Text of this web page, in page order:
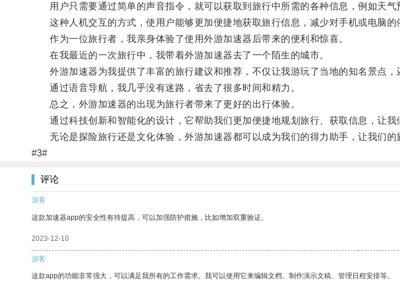
用户只需要通过简单的声音指令，就可以获取到旅行中所需的各种信息，例如天气
这种人机交互的方式，使用户能够更加便捷地获取旅行信息，减少对手机或电脑的
作为一位旅行者，我亲身体验了使用外游加速器后带来的便利和惊喜。
在我最近的一次旅行中，我带着外游加速器去了一个陌生的城市。
外游加速器为我提供了丰富的旅行建议和推荐，不仅让我游玩了当地的知名景点，
通过语音导航，我几乎没有迷路，省去了很多时间和精力。
总之，外游加速器的出现为旅行者带来了更好的出行体验。
通过科技创新和智能化的设计，它帮助我们更加便捷地规划旅行、获取信息，让我
无论是探险旅行还是文化体验，外游加速器都可以成为我们的得力助手，让我们的
#3#
评论
游客
这款加速器app的安全性有待提高，可以加强防护措施，比如增加双重验证。
2023-12-10
游客
这款app的功能非常强大，可以满足我所有的工作需求。我可以使用它来编辑文档、制作演示文稿、管理日程安排等。